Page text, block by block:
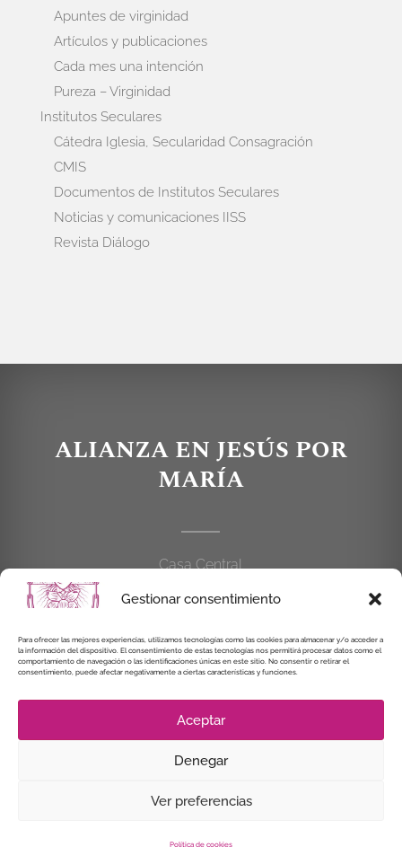
Gestionar consentimiento
Para ofrecer las mejores experiencias, utilizamos tecnologías como las cookies para almacenar y/o acceder a
la información del dispositivo. El consentimiento de estas tecnologías nos permitirá procesar datos como el
comportamiento de navegación o las identificaciones únicas en este sitio. No consentir o retirar el
consentimiento, puede afectar negativamente a ciertas características y funciones.
Aceptar
Denegar
Ver preferencias
Política de cookies
Apuntes de virginidad
Artículos y publicaciones
Cada mes una intención
Pureza – Virginidad
Institutos Seculares
Cátedra Iglesia, Secularidad Consagración
CMIS
Documentos de Institutos Seculares
Noticias y comunicaciones IISS
Revista Diálogo
ALIANZA EN JESÚS POR
MARÍA
Casa Central
C/Cardenal Cisneros, 55
914 462 114
alianzaenjesuspormaria@gmail.com